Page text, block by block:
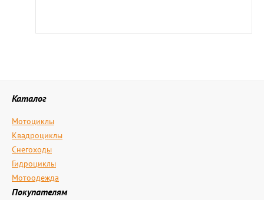
Каталог
Мотоциклы
Квадроциклы
Снегоходы
Гидроциклы
Мотоодежда
Покупателям